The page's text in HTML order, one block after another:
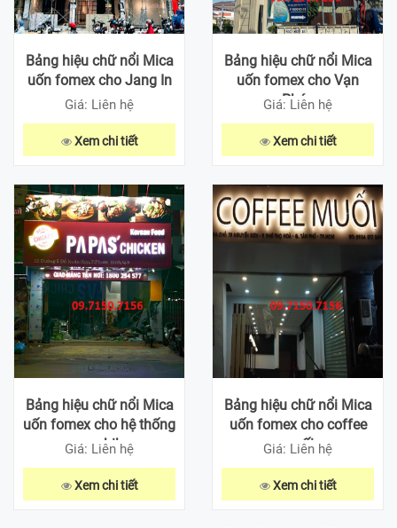
Bảng hiệu chữ nổi Mica
uốn fomex cho Jang In
Giá: Liên hệ
Xem chi tiết
Bảng hiệu chữ nổi Mica
uốn fomex cho Vạn
Phúc
Giá: Liên hệ
Xem chi tiết
Bảng hiệu chữ nổi Mica
uốn fomex cho hệ thống
papa chiken
Giá: Liên hệ
Xem chi tiết
Bảng hiệu chữ nổi Mica
uốn fomex cho coffee
muối
Giá: Liên hệ
Xem chi tiết